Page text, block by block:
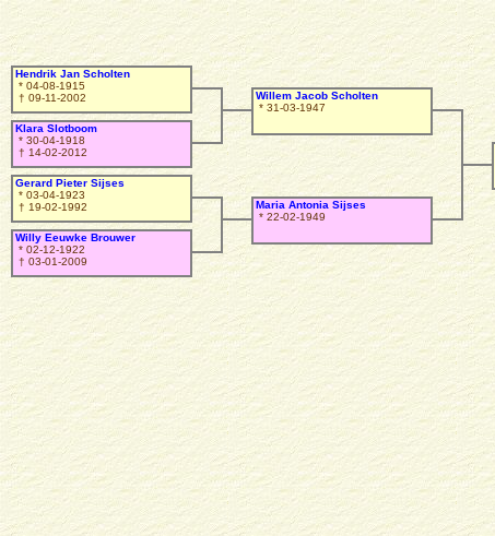
Hendrik Jan Scholten
* 04-08-1915
† 09-11-2002
Klara Slotboom
* 30-04-1918
† 14-02-2012
Gerard Pieter Sijses
* 03-04-1923
† 19-02-1992
Willy Eeuwke Brouwer
* 02-12-1922
† 03-01-2009
Willem Jacob Scholten
* 31-03-1947
Maria Antonia Sijses
* 22-02-1949